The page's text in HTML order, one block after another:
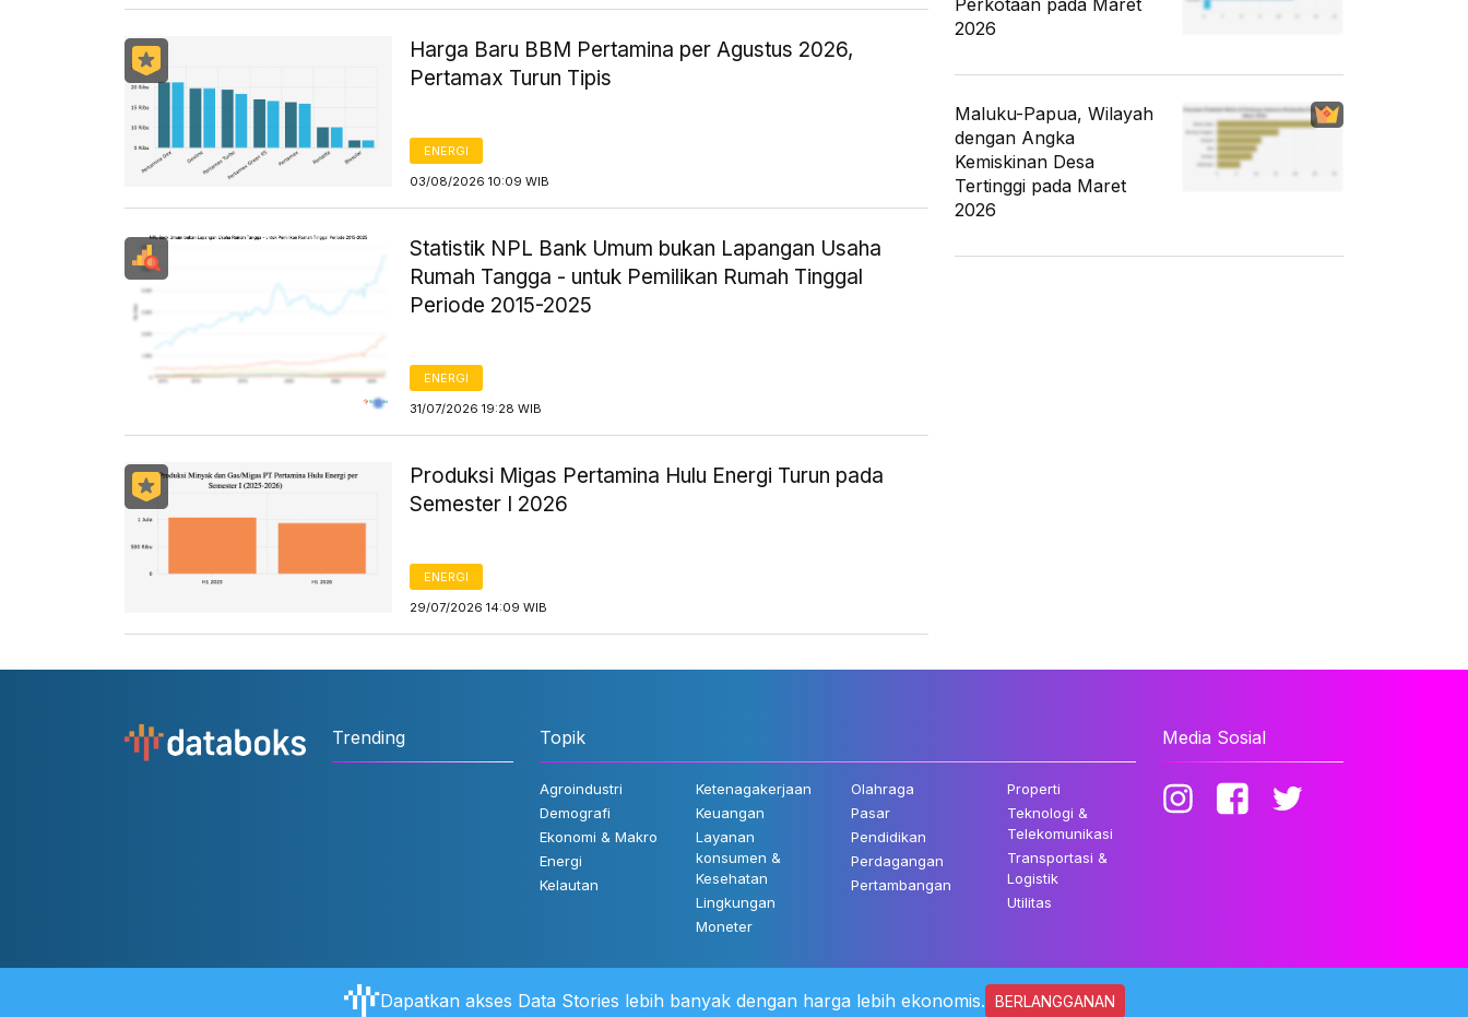
Harga Baru BBM Pertamina per Agustus 2026,
Pertamax Turun Tipis
ENERGI
03/08/2026 10:09 WIB
Statistik NPL Bank Umum bukan Lapangan Usaha
Rumah Tangga - untuk Pemilikan Rumah Tinggal
Periode 2015-2025
ENERGI
31/07/2026 19:28 WIB
Produksi Migas Pertamina Hulu Energi Turun pada
Semester I 2026
ENERGI
29/07/2026 14:09 WIB
Perkotaan pada Maret
2026
Maluku-Papua, Wilayah
dengan Angka
Kemiskinan Desa
Tertinggi pada Maret
2026
Trending Topik
Agroindustri
Demografi
Ekonomi & Makro
Energi
Kelautan
Ketenagakerjaan
Keuangan
Layanan
konsumen &
Kesehatan
Lingkungan
Moneter
Olahraga
Pasar
Pendidikan
Perdagangan
Pertambangan
Properti
Teknologi &
Telekomunikasi
Transportasi &
Logistik
Utilitas
Media Sosial
Aturan Pengguna FAQ Hubungi Kami ©2022 Katadata. Hak cipta dilindungi Undang-undang.
Dapatkan akses Data Stories lebih banyak dengan harga lebih ekonomis. BERLANGGANAN